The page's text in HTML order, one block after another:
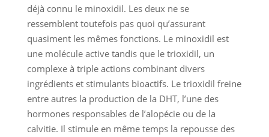
déjà connu le minoxidil. Les deux ne se
ressemblent toutefois pas quoi qu’assurant
quasiment les mêmes fonctions. Le minoxidil est
une molécule active tandis que le trioxidil, un
complexe à triple actions combinant divers
ingrédients et stimulants bioactifs. Le trioxidil freine
entre autres la production de la DHT, l’une des
hormones responsables de l’alopécie ou de la
calvitie. Il stimule en même temps la repousse des